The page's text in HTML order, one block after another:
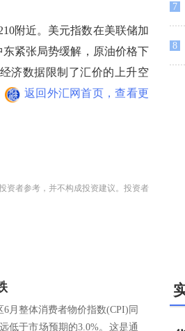
附近。美元指数在美联储加
紧张局势缓解，原油价格下
济数据限制了汇价的上升空
返回外汇网首页，查看更
资者参考，并不构成投资建议。投资者
月整体消费者物价指数(CPI)同
低于市场预期的3.0%。这是通
7
8